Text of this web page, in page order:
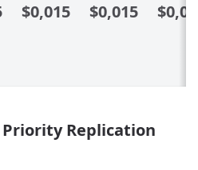
$0,015 $0,015
Replication